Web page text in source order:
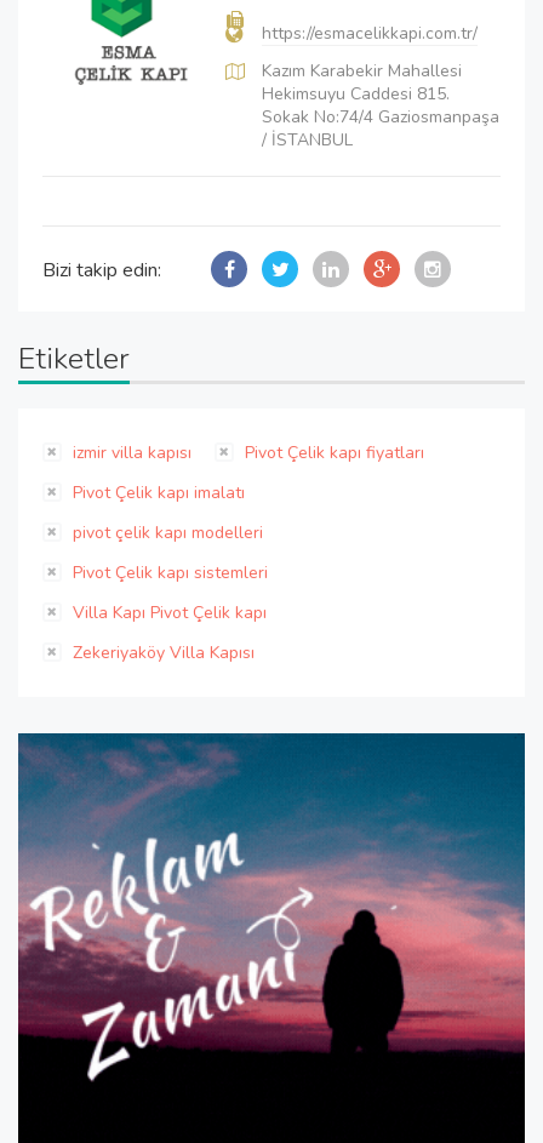
https://esmacelikkapi.com.tr/
Kazım Karabekir Mahallesi
Hekimsuyu Caddesi 815.
Sokak No:74/4 Gaziosmanpaşa
/ İSTANBUL
Bizi takip edin:
Etiketler
izmir villa kapısı
Pivot Çelik kapı fiyatları
Pivot Çelik kapı imalatı
pivot çelik kapı modelleri
Pivot Çelik kapı sistemleri
Villa Kapı Pivot Çelik kapı
Zekeriyaköy Villa Kapısı